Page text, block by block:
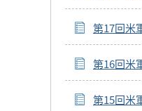
第17回米
第16回米
第15回米